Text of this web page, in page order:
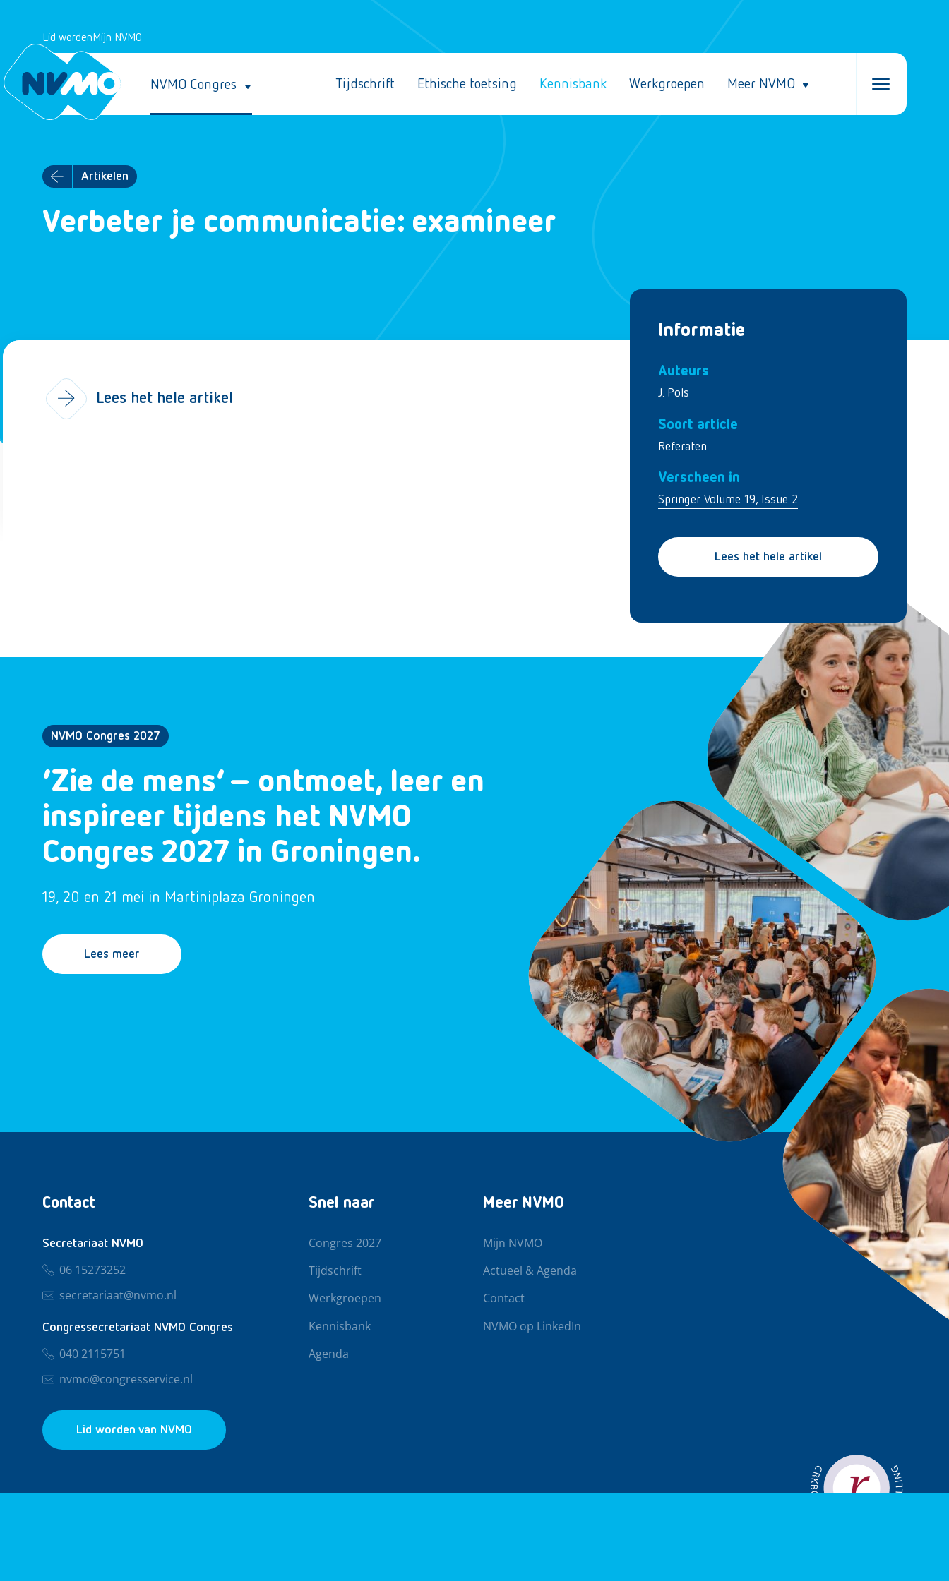
Lid wordenMijn NVMO
NVMO Congres Tijdschrift Ethische toetsing Kennisbank Werkgroepen Meer NVMO
Artikelen
Verbeter je communicatie: examineer
Informatie
Auteurs
J. Pols
Soort article
Referaten
Verscheen in
Springer Volume 19, Issue 2
Lees het hele artikel
Lees het hele artikel
NVMO Congres 2027
‘Zie de mens’ – ontmoet, leer en
inspireer tijdens het NVMO
Congres 2027 in Groningen.
19, 20 en 21 mei in Martiniplaza Groningen
Lees meer
Contact
Secretariaat NVMO
06 15273252
secretariaat@nvmo.nl
Congressecretariaat NVMO Congres
040 2115751
nvmo@congresservice.nl
Lid worden van NVMO
Snel naar
Congres 2027
Tijdschrift
Werkgroepen
Kennisbank
Agenda
Meer NVMO
Mijn NVMO
Actueel & Agenda
Contact
NVMO op LinkedIn